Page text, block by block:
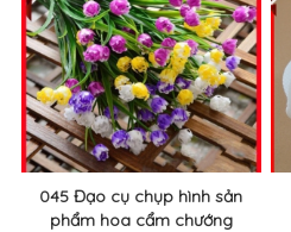
045 Đạo cụ chụp hình sản
phẩm hoa cẩm chướng